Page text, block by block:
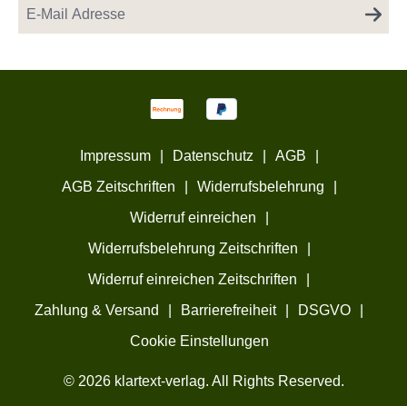
© 2026 klartext-verlag. All Rights Reserved.
Impressum Datenschutz AGB
AGB Zeitschriften
Widerrufsbelehrung
Widerruf einreichen
Widerrufsbelehrung Zeitschriften
Widerruf einreichen Zeitschriften
Zahlung & Versand
Barrierefreiheit DSGVO
Cookie Einstellungen